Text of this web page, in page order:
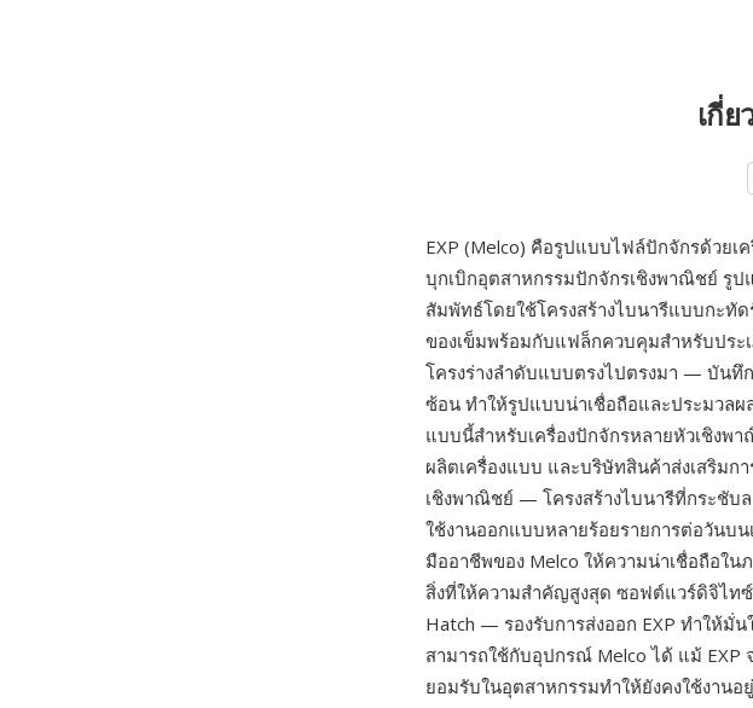
เกี่
EXP (Melco) คือรูปแบบไฟล์ปักจักรด้วยเ
บุกเบิกอุตสาหกรรมปักจักรเชิงพาณิชย์ รู
สัมพัทธ์โดยใช้โครงสร้างไบนารีแบบกะทั
ของเข็มพร้อมกับแฟล็กควบคุมสำหรับประ
โครงร่างลำดับแบบตรงไปตรงมา — บันทึ
ซ้อน ทำให้รูปแบบน่าเชื่อถือและประมวล
แบบนี้สำหรับเครื่องปักจักรหลายหัวเชิงพ
ผลิตเครื่องแบบ และบริษัทสินค้าส่งเสริมก
เชิงพาณิชย์ — โครงสร้างไบนารีที่กระชับ
ใช้งานออกแบบหลายร้อยรายการต่อวันบ
มืออาชีพของ Melco ให้ความน่าเชื่อถือใน
สิ่งที่ให้ความสำคัญสูงสุด ซอฟต์แวร์ดิจิไท
Hatch — รองรับการส่งออก EXP ทำให้
สามารถใช้กับอุปกรณ์ Melco ได้ แม้ EXP
ยอมรับในอุตสาหกรรมทำให้ยังคงใช้งาน